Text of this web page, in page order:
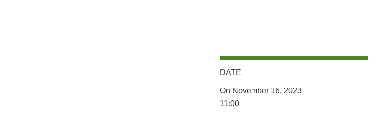
DATE
On November 16, 2023
Complément date
11:00